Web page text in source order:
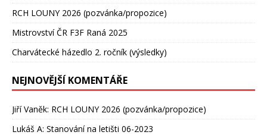
RCH LOUNY 2026 (pozvánka/propozice)
Mistrovství ČR F3F Raná 2025
Charvátecké házedlo 2. ročník (výsledky)
NEJNOVĚJŠÍ KOMENTÁŘE
Jiří Vaněk: RCH LOUNY 2026 (pozvánka/propozice)
Lukáš A: Stanování na letišti 06-2023